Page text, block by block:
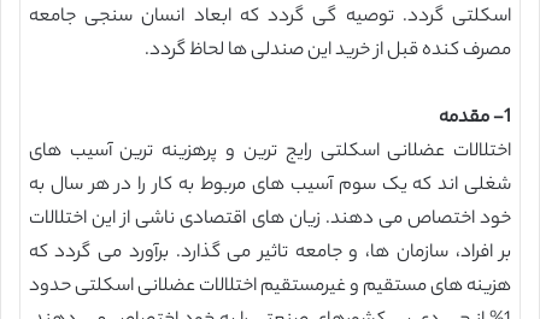
اسکلتی گردد. توصیه گی گردد که ابعاد انسان سنجی جامعه
مصرف کنده قبل از خرید این صندلی ها لحاظ گردد.
1- مقدمه
اختلالات عضلانی اسکلتی رایج ترین و پرهزینه ترین آسیب های
شغلی اند که یک سوم آسیب های مربوط به کار را در هر سال به
خود اختصاص می دهند. زیان های اقتصادی ناشی از این اختلالات
بر افراد، سازمان ها، و جامعه تاثیر می گذارد. برآورد می گردد که
هزینه های مستقیم و غیرمستقیم اختلالات عضلانی اسکلتی حدود